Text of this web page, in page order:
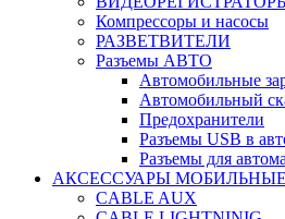
Компрессоры и насосы
РАЗВЕТВИТЕЛИ
Разъемы АВТО
Автомобильные
Автомобильный
Предохранители
Разъемы USB в
Разъемы для
АКСЕССУАРЫ МОБИЛЬНЫЕ
CABLE AUX